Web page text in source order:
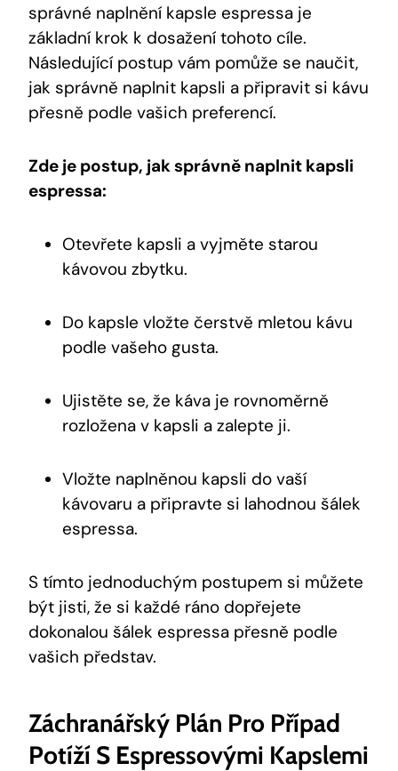
správné naplnění kapsle espressa je
základní krok k dosažení tohoto cíle.
Následující postup vám pomůže se naučit,
jak správně naplnit kapsli a připravit si kávu
přesně podle vašich preferencí.
Zde je postup, jak správně naplnit kapsli
espressa:
Otevřete kapsli a vyjměte starou
kávovou zbytku.
Do kapsle vložte čerstvě mletou kávu
podle vašeho gusta.
Ujistěte se, že káva je rovnoměrně
rozložena v kapsli a zalepte ji.
Vložte naplněnou kapsli do vaší
kávovaru a připravte si lahodnou šálek
espressa.
S tímto jednoduchým postupem si můžete
být jisti, že si každé ráno dopřejete
dokonalou šálek espressa přesně podle
vašich představ.
Záchranářský Plán Pro Případ
Potíží S Espressovými Kapslemi